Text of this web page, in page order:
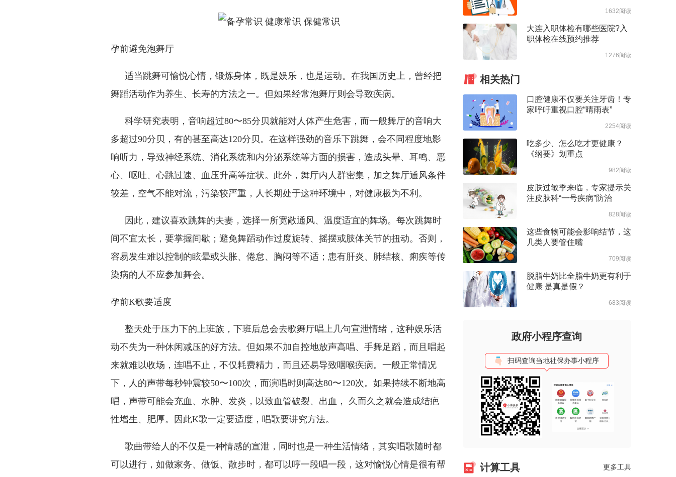
孕前避免泡舞厅
适当跳舞可愉悦心情，锻炼身体，既是娱乐，也是运动。在我国历史上，曾经把
舞蹈活动作为养生、长寿的方法之一。但如果经常泡舞厅则会导致疾病。
科学研究表明，音响超过80〜85分贝就能对人体产生危害，而一般舞厅的音响大
多超过90分贝，有的甚至高达120分贝。在这样强劲的音乐下跳舞，会不同程度地影
响听力，导致神经系统、消化系统和内分泌系统等方面的损害，造成头晕、耳鸣、恶
心、呕吐、心跳过速、血压升高等症状。此外，舞厅内人群密集，加之舞厅通风条件
较差，空气不能对流，污染较严重，人长期处于这种环境中，对健康极为不利。
因此，建议喜欢跳舞的夫妻，选择一所宽敞通风、温度适宜的舞场。每次跳舞时
间不宜太长，要掌握间歇；避免舞蹈动作过度旋转、摇摆或肢体关节的扭动。否则，
容易发生难以控制的眩晕或头胀、倦怠、胸闷等不适；患有肝炎、肺结核、痢疾等传
染病的人不应参加舞会。
孕前K歌要适度
整天处于压力下的上班族，下班后总会去歌舞厅唱上几句宣泄情绪，这种娱乐活
动不失为一种休闲减压的好方法。但如果不加自控地放声高唱、手舞足蹈，而且唱起
来就难以收场，连唱不止，不仅耗费精力，而且还易导致咽喉疾病。一般正常情况
下，人的声带每秒钟震较50〜100次，而演唱时则高达80〜120次。如果持续不断地高
唱，声带可能会充血、水肿、发炎，以致血管破裂、出血，
久而久之就会造成结疤
性增生、肥厚。因此K歌一定要适度，唱歌要讲究方法。
歌曲带给人的不仅是一种情感的宣泄，同时也是一种生活情绪，其实唱歌随时都
可以进行，如做家务、做饭、散步时，都可以哼一段唱一段，这对愉悦心情是很有帮
1632阅读
大连入职体检有哪些医院?入
职体检在线预约推荐
1276阅读
相关热门
口腔健康不仅要关注牙齿！专
家呼吁重视口腔“晴雨表”
2254阅读
吃多少、怎么吃才更健康？
《纲要》划重点
982阅读
皮肤过敏季来临，专家提示关
注皮肤科“一号疾病”防治
828阅读
这些食物可能会影响结节，这
几类人要管住嘴
709阅读
脱脂牛奶比全脂牛奶更有利于
健康 是真是假？
683阅读
政府小程序查询
扫码查询当地社保办事小程序
计算工具 更多工具